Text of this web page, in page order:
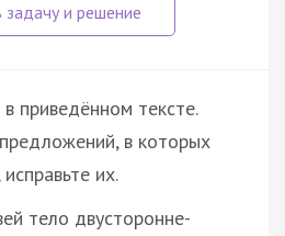
приведённом тексте.
в которых
их.
тело двусторонне-